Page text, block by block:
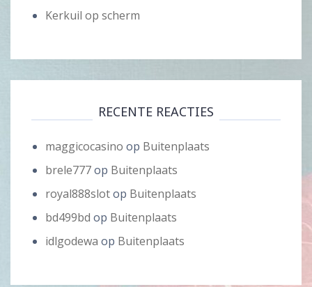
Kerkuil op scherm
RECENTE REACTIES
maggicocasino op Buitenplaats
brele777op Buitenplaats
royal888slotop Buitenplaats
bd499bd op Buitenplaats
idlgodewa op Buitenplaats